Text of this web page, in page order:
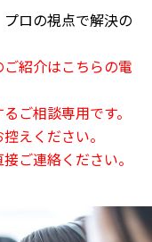
ロの視点で解決の
ご紹介はこちらの電
ご相談専用です。
えください。
ご連絡ください。